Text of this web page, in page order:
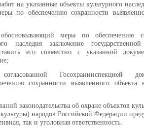
на указанные объекты культурного
по обеспечению сохранности
меры по обеспечению
наследия заключение
его совместно с указанной
Госохранинспекцией
сохранности выявленного объекта
законодательства об охране объектов
народов Российской Федерации
так и уголовная ответственность.